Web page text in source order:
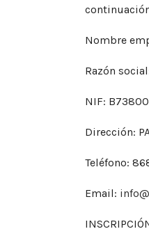
Nombre
Razón social:
NIF:
Dirección:
Teléfono:
Email: